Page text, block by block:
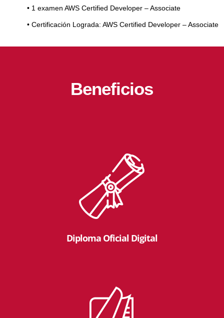
• 1 examen AWS Certified Developer – Associate
• Certificación Lograda: AWS Certified Developer – Associate
Beneficios
Diploma Oficial Digital